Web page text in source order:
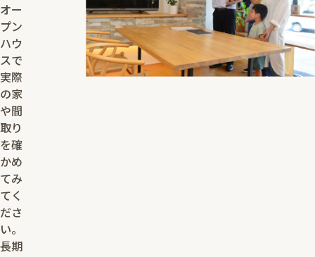
オー
プン
ハウ
スで
実際
の家
や間
取り
を確
かめ
てみ
てく
ださ
い。
長期